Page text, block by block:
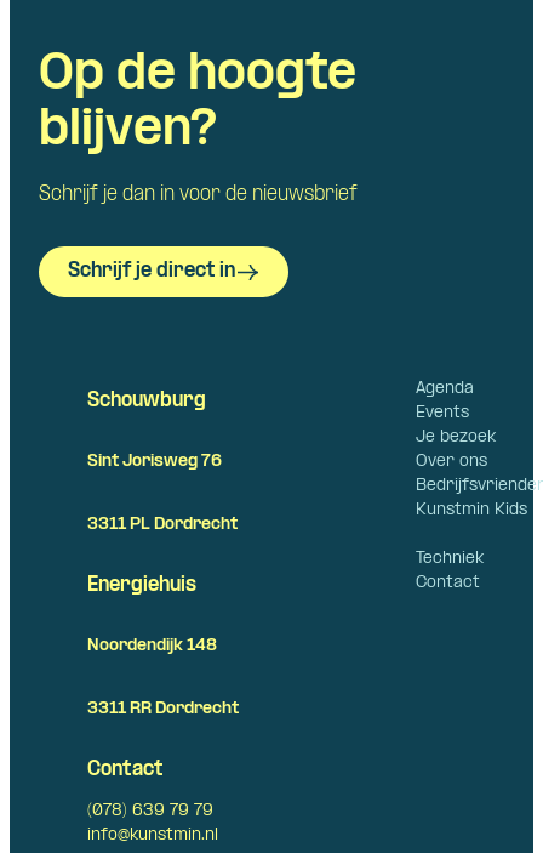
Op de hoogte
blijven?
Schrijf je dan in voor de nieuwsbrief
Schrijf je direct in
Agenda
Events
Je bezoek
Over ons
Kunstmin Kids
Techniek
Contact
Schouwburg
Sint Jorisweg 76
3311 PL Dordrecht
Energiehuis
Noordendijk 148
3311 RR Dordrecht
Contact
(078) 639 79 79
info@kunstmin.nl